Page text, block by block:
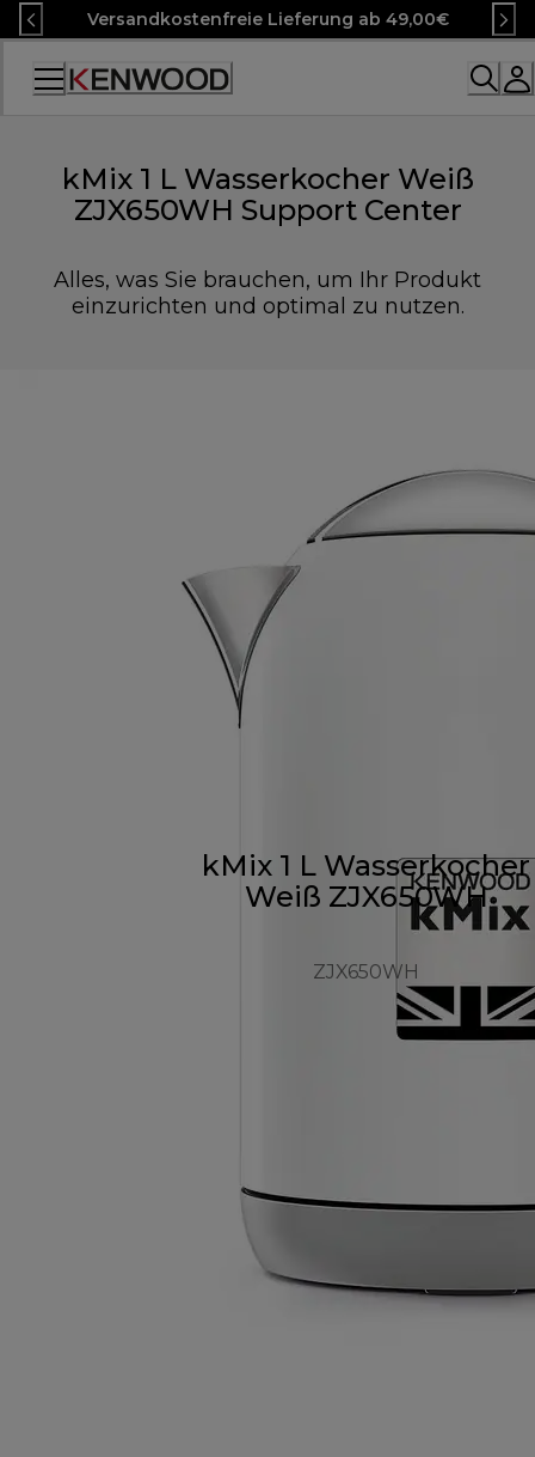
Skip
to
Content
Versandkostenfreie Lieferung ab 49,00€
Accessibility
kMix 1 L Wasserkocher Weiß
ZJX650WH Support Center
Alles, was Sie brauchen, um Ihr Produkt
einzurichten und optimal zu nutzen.
kMix 1 L Wasserkocher
Weiß ZJX650WH
ZJX650WH